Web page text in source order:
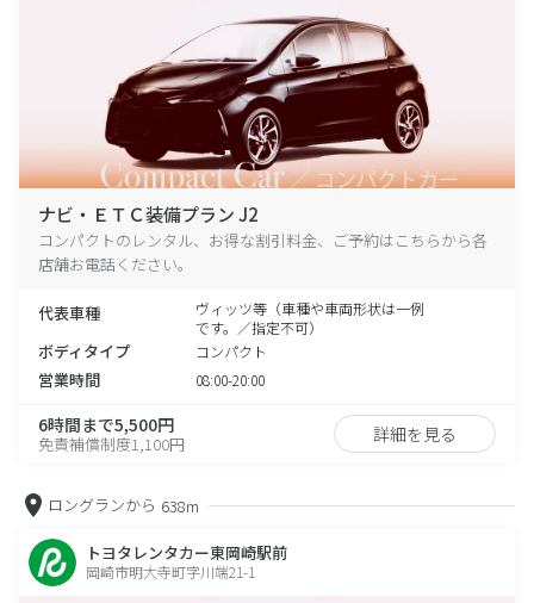
ナビ・ＥＴＣ装備プラン J2
コンパクトのレンタル、お得な割引料金、ご予約はこちらから各
店舗お電話ください。
代表車種
ヴィッツ等（車種や車両形状は一例
です。／指定不可）
ボディタイプ コンパクト
営業時間 08:00-20:00
6時間まで5,500円
免責補償制度1,100円 詳細を見る
ロングランから 638m
トヨタレンタカー東岡崎駅前
岡崎市明大寺町字川端21-1